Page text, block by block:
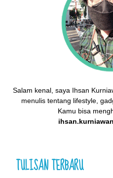
Salam kenal, saya Ihsan
menulis tentang lifestyle,
Kamu bisa
TULISAN TERBARU